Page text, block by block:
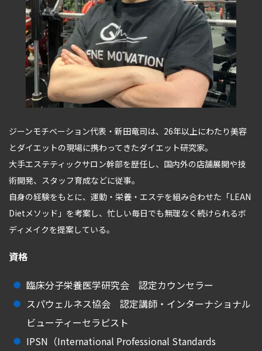
ジーンモチベーション代表・新田竜司は、26年以上にわたり美容
とダイエットの現場に携わってきたダイエット研究家。
大手エステティックサロン幹部を歴任し、国内外の店舗展開や技
術開発、スタッフ育成などに従事。
自身の経験をもとに、運動・栄養・エステを組み合わせた「LEAN
Dietメソッド」を考案し、忙しい毎日でも無理なく続けられるボ
ディメイクを提案している。
資格
臨床分子栄養医学研究会 認定カウンセラー
スパウェルネス協会 認定講師・インターナショナル
ビューティーセラピスト
IPSN（International Professional Standards